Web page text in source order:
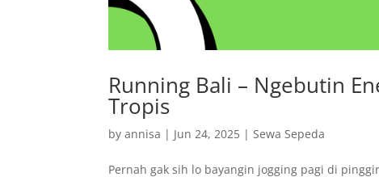
Running Bali – Ngebutin
Tropis
byannisa | Jun 24, 2025 |Sewa Sepeda
Pernah gak sih lo bayangin jogging pagi di